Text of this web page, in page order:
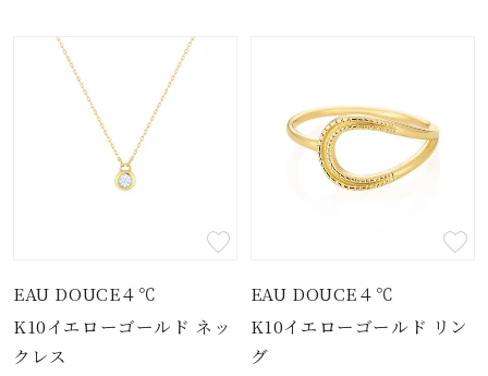
EAU DOUCE４℃
K10イエローゴールド ネッ
クレス
EAU DOUCE４℃
K10イエローゴールド リン
グ